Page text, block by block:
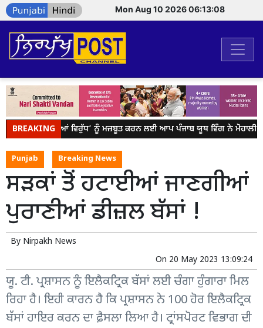
Mon Aug 10 2026 06:13:08
BREAKING
ਯੁੱਧ ਨਸ਼ਿਆਂ ਵਿਰੁੱਧ’ ਨੂੰ ਮਜ਼ਬੂਤ ਕਰਨ ਲਈ ਆਪ ਪੰਜਾਬ ਯੂਥ ਵਿੰਗ ਨੇ ਮੋਹਾਲੀ
Punjab Breaking News
ਸੜਕਾਂ ਤੋਂ ਹਟਾਈਆਂ ਜਾਣਗੀਆਂ
ਪੁਰਾਣੀਆਂ ਡੀਜ਼ਲ ਬੱਸਾਂ !
By Nirpakh News
On 20 May 2023 13:09:24
ਯੂ. ਟੀ. ਪ੍ਰਸ਼ਾਸਨ ਨੂੰ ਇਲੈਕਟ੍ਰਿਕ ਬੱਸਾਂ ਲਈ ਚੰਗਾ ਹੁੰਗਾਰਾ ਮਿਲ
ਰਿਹਾ ਹੈ। ਇਹੀ ਕਾਰਨ ਹੈ ਕਿ ਪ੍ਰਸ਼ਾਸਨ ਨੇ 100 ਹੋਰ ਇਲੈਕਟ੍ਰਿਕ
ਬੱਸਾਂ ਹਾਇਰ ਕਰਨ ਦਾ ਫ਼ੈਸਲਾ ਲਿਆ ਹੈ। ਟ੍ਰਾਂਸਪੋਰਟ ਵਿਭਾਗ ਦੀ